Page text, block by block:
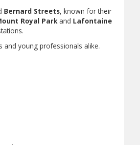
Bernard Streets, known for their
Royal Park and Lafontaine
and young professionals alike.